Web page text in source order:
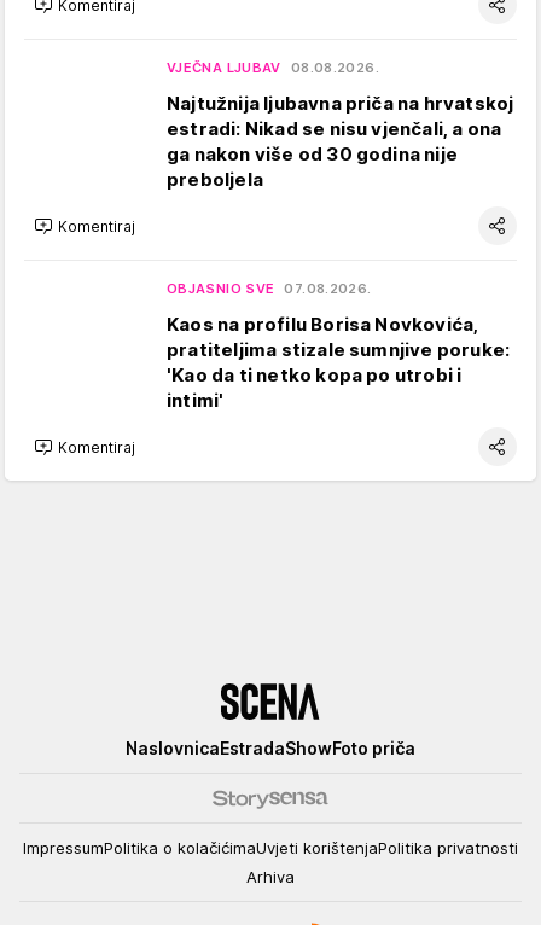
Komentiraj
VJEČNA LJUBAV 08.08.2026.
Najtužnija ljubavna priča na hrvatskoj
estradi: Nikad se nisu vjenčali, a ona
ga nakon više od 30 godina nije
preboljela
Komentiraj
OBJASNIO SVE 07.08.2026.
Kaos na profilu Borisa Novkovića,
pratiteljima stizale sumnjive poruke:
'Kao da ti netko kopa po utrobi i
intimi'
Komentiraj
NaslovnicaEstradaShowFoto priča
ImpressumPolitika o kolačićimaUvjeti korištenjaPolitika privatnosti
Arhiva